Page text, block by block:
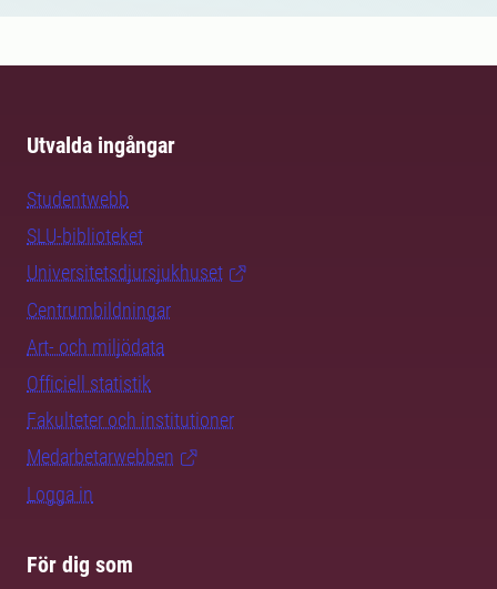
Utvalda ingångar
Studentwebb
SLU-biblioteket
Universitetsdjursjukhuset
Centrumbildningar
Art- och miljödata
Officiell statistik
Fakulteter och institutioner
Medarbetarwebben
Logga in
För dig som